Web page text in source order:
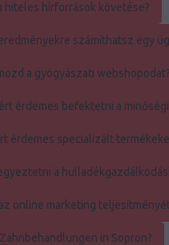
hiteles hírforrások követése?
számíthatsz egy
a gyógyászati webshopodat?
érdemes befektetni a minőségi
érdemes specializált
a
online marketing
in Sopron?